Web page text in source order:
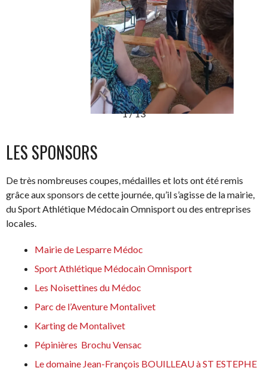
1 / 13
LES SPONSORS
De très nombreuses coupes, médailles et lots ont été remis
grâce aux sponsors de cette journée, qu’il s’agisse de la mairie,
du Sport Athlétique Médocain Omnisport ou des entreprises
locales.
Mairie de Lesparre Médoc
Sport Athlétique Médocain Omnisport
Les Noisettines du Médoc
Parc de l’Aventure Montalivet
Karting de Montalivet
Pépinières Brochu Vensac
Le domaine Jean-François BOUILLEAU à ST ESTEPHE